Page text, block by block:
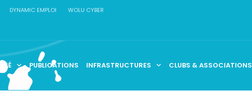
DYNAMIC EMPLOI WOLU CYBER
PUBLICATIONS INFRASTRUCTURES CLUBS & ASSOCIATIONS